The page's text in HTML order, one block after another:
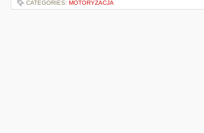
CATEGORIES: MOTORYZACJA